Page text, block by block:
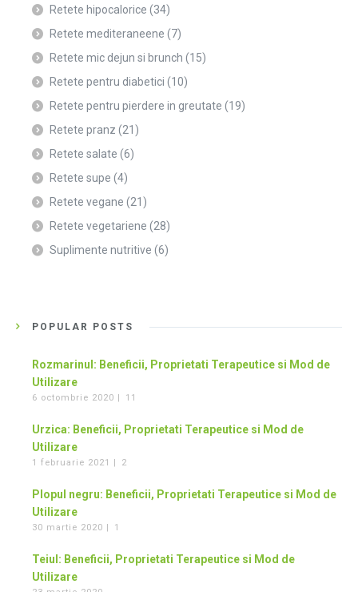
Retete hipocalorice (34)
Retete mediteraneene (7)
Retete mic dejun si brunch (15)
Retete pentru diabetici (10)
Retete pentru pierdere in greutate (19)
Retete pranz (21)
Retete salate (6)
Retete supe (4)
Retete vegane (21)
Retete vegetariene (28)
Suplimente nutritive (6)
POPULAR POSTS
Rozmarinul: Beneficii, Proprietati Terapeutice si Mod de
Utilizare
6 octombrie 2020 | 11
Urzica: Beneficii, Proprietati Terapeutice si Mod de
Utilizare
1 februarie 2021 | 2
Plopul negru: Beneficii, Proprietati Terapeutice si Mod de
Utilizare
30 martie 2020 | 1
Teiul: Beneficii, Proprietati Terapeutice si Mod de
Utilizare